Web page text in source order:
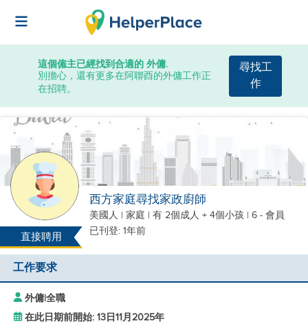
這個僱主已經找到合適的 外傭.
別擔心，還有更多在阿聯酉的外傭工作正
在招聘。
尋找工
作
直接聘用
西方家庭尋找家政廚師
美國人 | 家庭 | 有 2個成人 + 4個小孩 | 6 - 會員
已刊登: 1年前
工作要求
外傭|全職
在此日期前開始: 13日11月2025年